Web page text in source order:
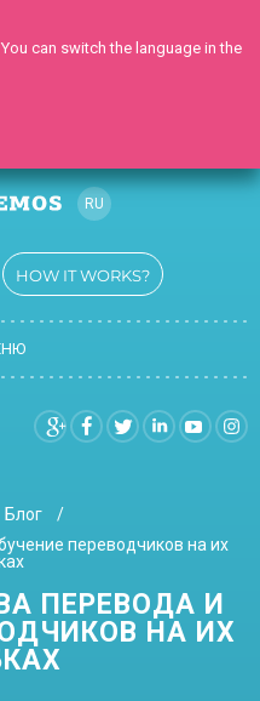
RU
UK
HOW IT WORKS?
Блог
переводчиков на их
ПЕРЕВОДА И
НА ИХ
can switch the language in the